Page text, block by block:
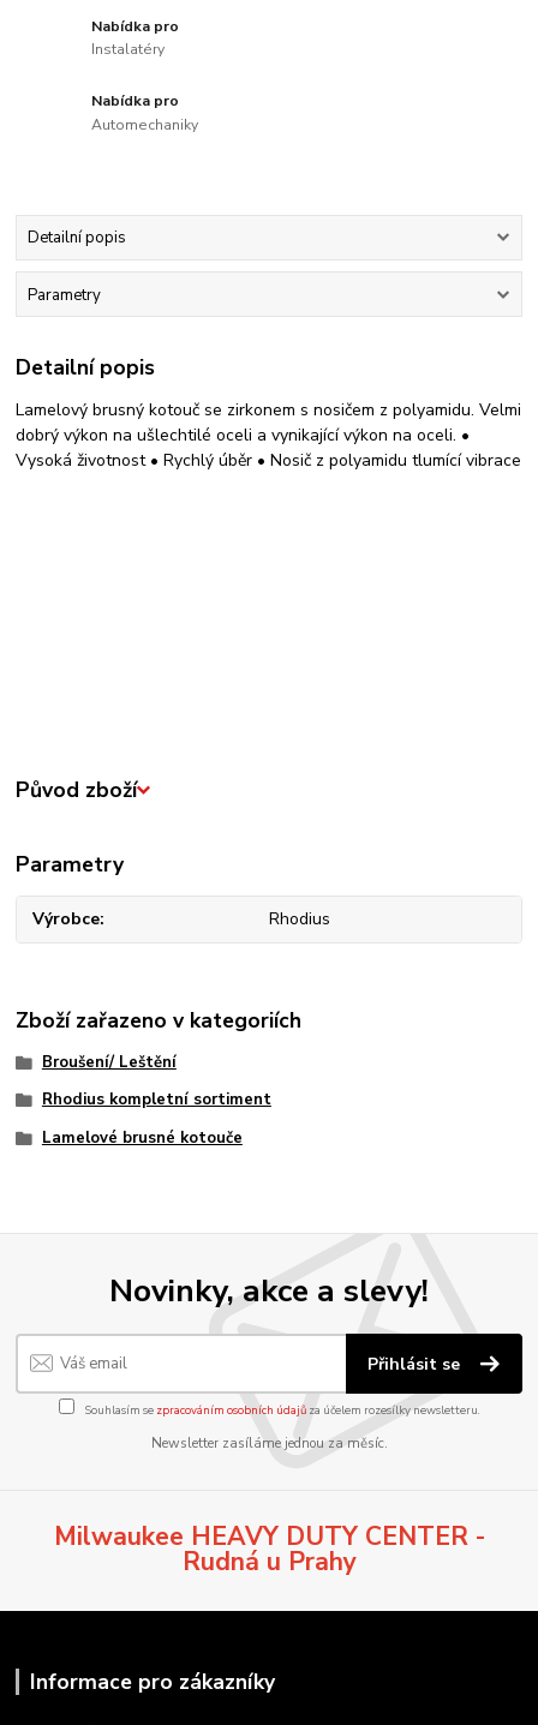
Nabídka pro
Instalatéry
Nabídka pro
Automechaniky
Detailní popis
Parametry
Detailní popis
Lamelový brusný kotouč se zirkonem s nosičem z polyamidu. Velmi
dobrý výkon na ušlechtilé oceli a vynikající výkon na oceli. •
Vysoká životnost • Rychlý úběr • Nosič z polyamidu tlumící vibrace
Původ zboží
Parametry
Výrobce Rhodius
Zboží zařazeno v kategoriích
Broušení/ Leštění
Rhodius kompletní sortiment
Lamelové brusné kotouče
Novinky, akce a slevy!
Přihlásit se
Souhlasím se zpracováním osobních údajůza účelem rozesílky newsletteru.
Newsletter zasíláme jednou za měsíc.
Milwaukee HEAVY DUTY CENTER -
Rudná u Prahy
Informace pro zákazníky